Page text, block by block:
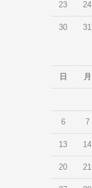
23 24
30 31
日
月
6 7
13 14
20 21